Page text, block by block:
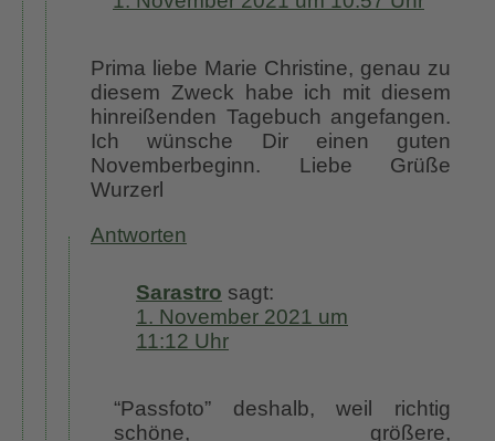
Prima liebe Marie Christine, genau zu
diesem Zweck habe ich mit diesem
hinreißenden Tagebuch angefangen.
Ich wünsche Dir einen guten
Novemberbeginn. Liebe Grüße
Wurzerl
Antworten
Sarastro sagt:
1. November 2021 um
11:12 Uhr
“Passfoto” deshalb, weil richtig
schöne, größere,